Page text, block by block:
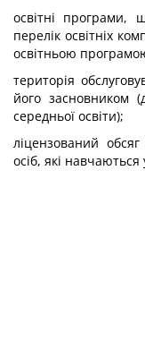
освітні програми,
перелік освітніх
освітньою
територія
його засновником
середньої освіти);
ліцензований
осіб, які навчаються